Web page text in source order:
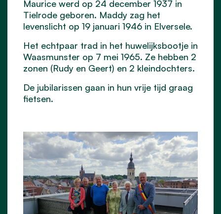
Maurice werd op 24 december 1937 in
Tielrode geboren. Maddy zag het
levenslicht op 19 januari 1946 in Elversele.
Het echtpaar trad in het huwelijksbootje in
Waasmunster op 7 mei 1965. Ze hebben 2
zonen (Rudy en Geert) en 2 kleindochters.
De jubilarissen gaan in hun vrije tijd graag
fietsen.